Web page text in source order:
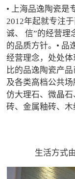
• 上海品逸陶瓷是
2012年起就专注
诚、 信”的经营理
的品质方针。• 品
经营理念，处处
比的品逸陶瓷产
及各类高档公共
仿大理石、微晶
砖、金属釉砖、木
生活方式